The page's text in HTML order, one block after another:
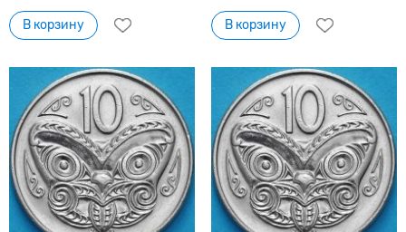
В корзину В корзину